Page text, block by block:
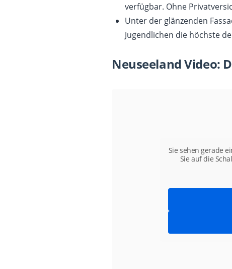
verfügbar. Ohne
Unter der glänzenden
Jugendlichen die höchste
Neuseeland Video:
Sie sehen gerade
Sie auf die